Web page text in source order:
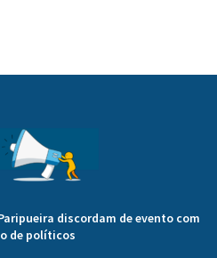
discordam de evento com
de políticos